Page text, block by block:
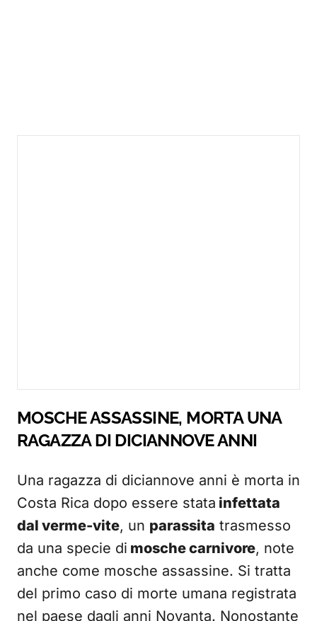
MOSCHE ASSASSINE, MORTA UNA
RAGAZZA DI DICIANNOVE ANNI
Una ragazza di diciannove anni è morta in
Costa Rica dopo essere stata infettata
dal verme-vite, un parassita trasmesso
da una specie di mosche carnivore, note
anche come mosche assassine. Si tratta
del primo caso di morte umana registrata
nel paese dagli anni Novanta. Nonostante